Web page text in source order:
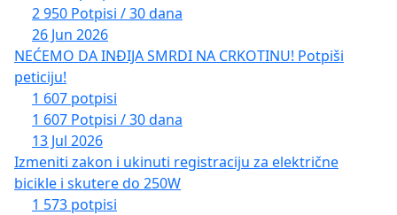
2 950 Potpisi / 30 dana
26 Jun 2026
NEĆEMO DA INĐIJA SMRDI NA CRKOTINU! Potpiši
peticiju!
1 607 potpisi
1 607 Potpisi / 30 dana
13 Jul 2026
Izmeniti zakon i ukinuti registraciju za električne
bicikle i skutere do 250W
1 573 potpisi